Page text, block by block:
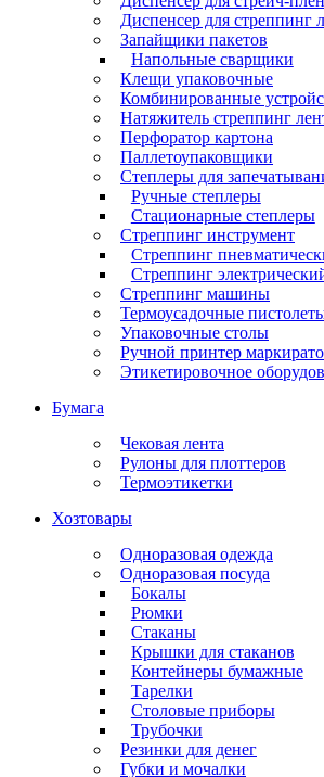
Диспенсер для стреппинг
Запайщики пакетов
Напольные сварщики
Клещи упаковочные
Комбинированные
Натяжитель стреппинг
Перфоратор картона
Паллетоупаковщики
Степлеры для
Ручные степлеры
Стационарные степлеры
Стреппинг инструмент
Стреппинг
Стреппинг
Стреппинг машины
Термоусадочные
Упаковочные столы
Ручной принтер
Этикетировочное
Бумага
Чековая лента
Рулоны для плоттеров
Термоэтикетки
Хозтовары
Одноразовая одежда
Одноразовая посуда
Бокалы
Рюмки
Стаканы
Крышки для стаканов
Контейнеры бумажные
Тарелки
Столовые приборы
Трубочки
Резинки для денег
Губки и мочалки